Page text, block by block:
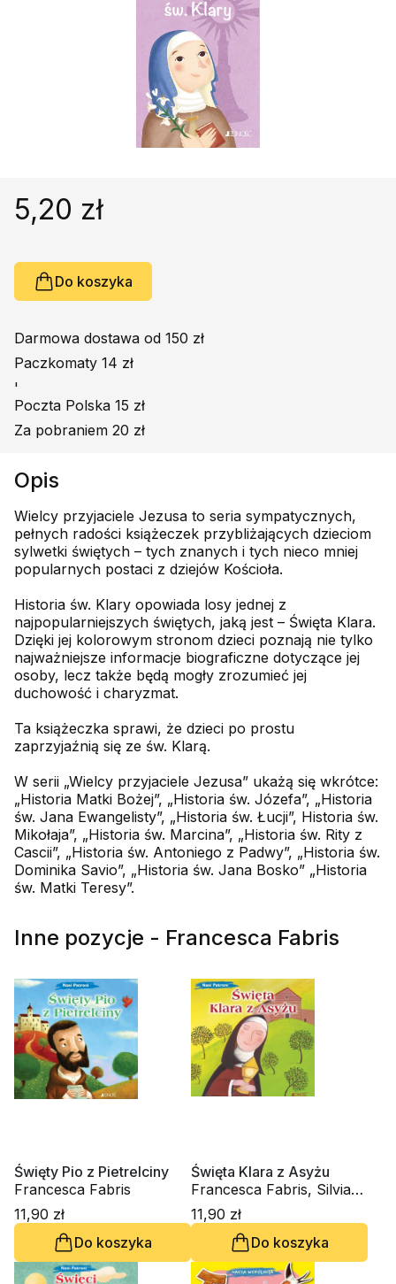
Książki obcojęzyczne
Poradniki, leksykony...
Podręczniki szkolne
Promocja
5,20 zł
Do koszyka
Darmowa dostawa od 150 zł
Paczkomaty 14 zł
'
Poczta Polska 15 zł
Za pobraniem 20 zł
Opis
Wielcy przyjaciele Jezusa to seria sympatycznych,
pełnych radości książeczek przybliżających dzieciom
sylwetki świętych – tych znanych i tych nieco mniej
popularnych postaci z dziejów Kościoła.
Historia św. Klary opowiada losy jednej z
najpopularniejszych świętych, jaką jest – Święta Klara.
Dzięki jej kolorowym stronom dzieci poznają nie tylko
najważniejsze informacje biograficzne dotyczące jej
osoby, lecz także będą mogły zrozumieć jej
duchowość i charyzmat.
Ta książeczka sprawi, że dzieci po prostu
zaprzyjaźnią się ze św. Klarą.
W serii „Wielcy przyjaciele Jezusa” ukażą się wkrótce:
„Historia Matki Bożej”, „Historia św. Józefa”, „Historia
św. Jana Ewangelisty”, „Historia św. Łucji”, Historia św.
Mikołaja”, „Historia św. Marcina”, „Historia św. Rity z
Cascii”, „Historia św. Antoniego z Padwy”, „Historia św.
Dominika Savio”, „Historia św. Jana Bosko” „Historia
św. Matki Teresy”.
Inne pozycje - Francesca Fabris
Święty Pio z Pietrelciny
Francesca Fabris
11,90 zł
Do koszyka
Święta Klara z Asyżu
Francesca Fabris, Silvia
Fabris
11,90 zł
Do koszyka